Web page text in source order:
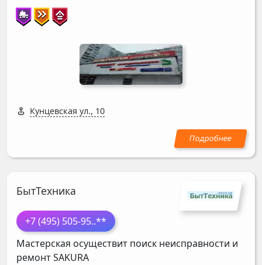
Кунцевская ул., 10
БытТехника
+7 (495) 505-95..**
Мастерская осуществит поиск неисправности и
ремонтSAKURA